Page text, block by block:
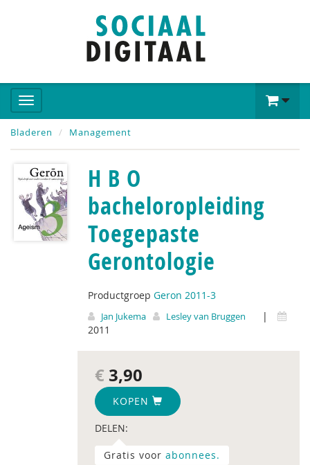
Bladeren Management
H B O
bacheloropleiding
Toegepaste
Gerontologie
Productgroep Geron 2011-3
Jan Jukema Lesley van Bruggen
|
2011
€ 3,90
KOPEN
DELEN:
Gratis voor abonnees.